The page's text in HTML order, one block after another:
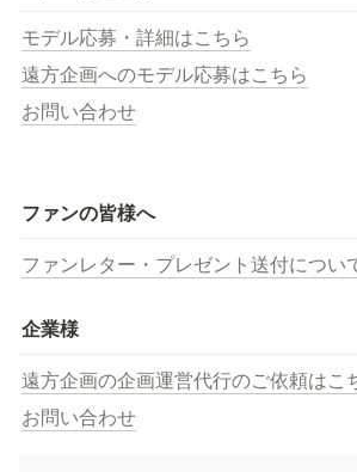
モデル応募・詳細はこちら
遠方企画へのモデル応募はこちら
お問い合わせ
ファンの皆様へ
ファンレター・プレゼント送付につい
企業様
遠方企画の企画運営代行のご依頼はこ
お問い合わせ